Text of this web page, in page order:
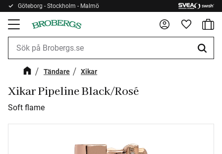
Meny
Göteborg - Stockholm - Malmö
Tändare Xikar
Xikar Pipeline Black/Rosé
Soft flame